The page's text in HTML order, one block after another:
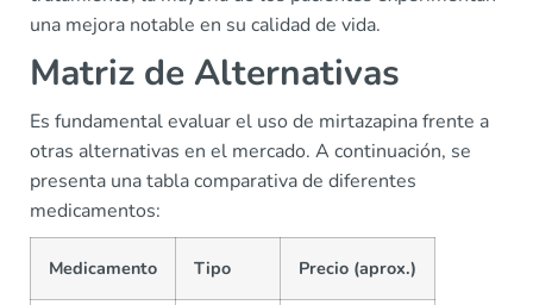
una mejora notable en su calidad de vida.
Matriz de Alternativas
Es fundamental evaluar el uso de mirtazapina frente a
otras alternativas en el mercado. A continuación, se
presenta una tabla comparativa de diferentes
medicamentos:
Medicamento Tipo Precio (aprox.)